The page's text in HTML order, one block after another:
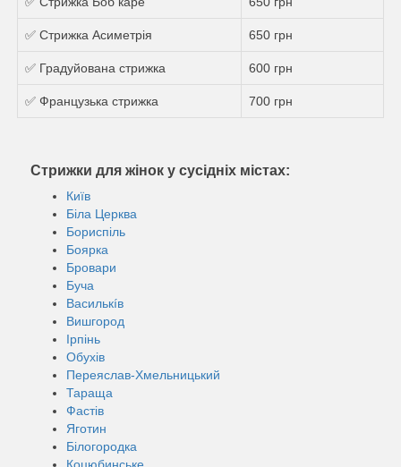
✅ Стрижка Асиметрія 650 грн
✅ Градуйована стрижка 600 грн
✅ Французька стрижка 700 грн
Стрижки для жінок у сусідніх містах:
Київ
Біла Церква
Бориспіль
Боярка
Бровари
Буча
Василькíв
Вишгород
Ірпінь
Обухів
Переяслав-Хмельницький
Тараща
Фастів
Яготин
Білогородка
Коцюбинське